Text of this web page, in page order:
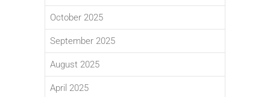
October 2025
September 2025
August 2025
April 2025